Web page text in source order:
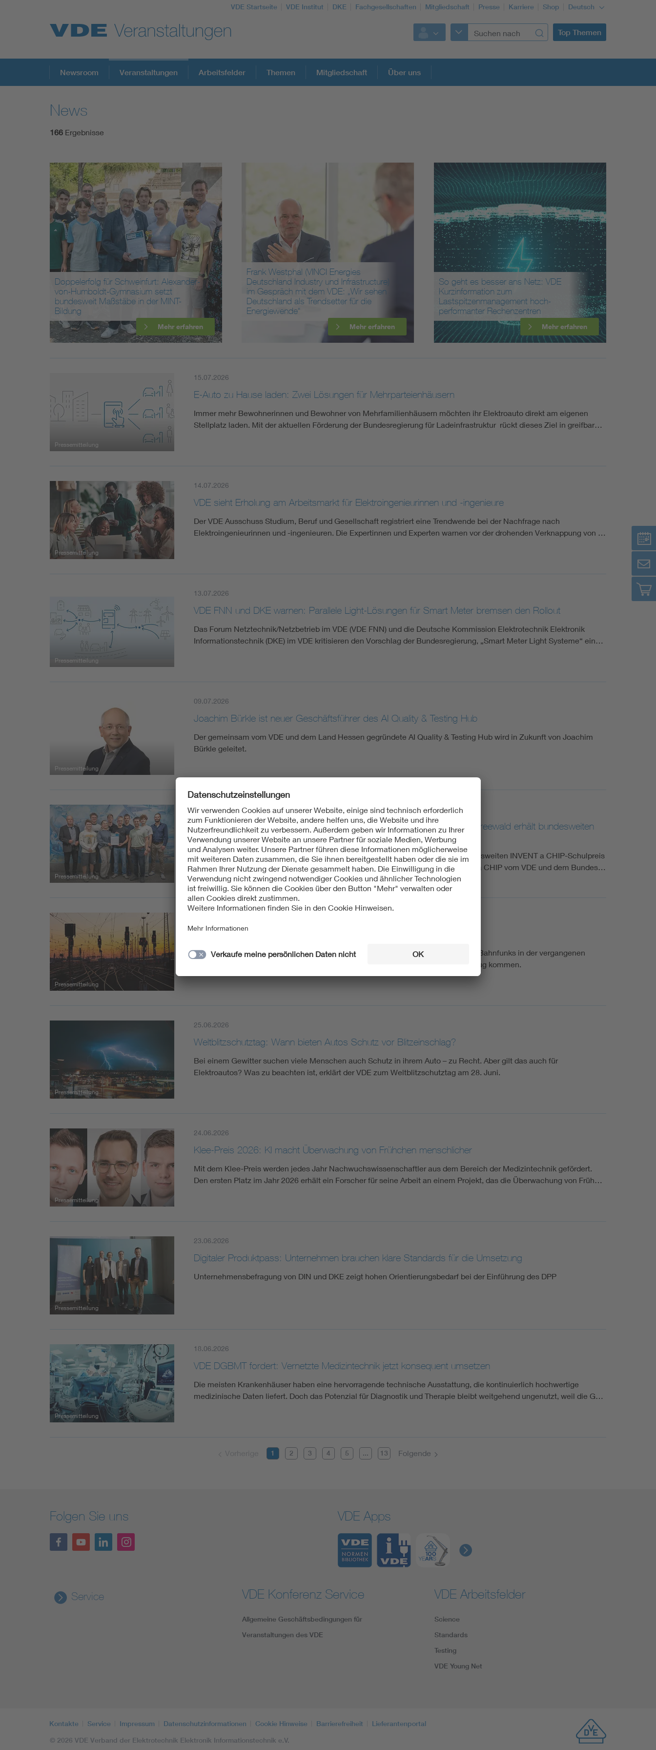
VDE Startseite VDE Institut DKE Fachgesellschaften Mitgliedschaft Presse Karriere Shop Deutsch
Top Themen
Top Themen
Fokusthemen
AI & Digital Trust
Health
Mobility
Standards
Energy efficiency
Energy storage
Functional safety
Information and communications technology ICT
Education + profession
Renewable energies
Environmental Protection
Newsroom Veranstaltungen Arbeitsfelder Themen Mitgliedschaft Über uns
News
166 Ergebnisse
Doppelerfolg für Schweinfurt: Alexander-
von-Humboldt-Gymnasium setzt
bundesweit Maßstäbe in der MINT-
Bildung
Mehr erfahren
Frank Westphal (VINCI Energies
Deutschland Industry und Infrastructure)
im Gespräch mit dem VDE: „Wir sehen
Deutschland als Trendsetter für die
Energiewende“
Mehr erfahren
So geht es besser ans Netz: VDE
Kurzinformation zum
Lastspitzenmanagement hoch-
performanter Rechenzentren
Mehr erfahren
Pressemitteilung
15.07.2026
E-Auto zu Hause laden: Zwei Lösungen für Mehrparteienhäusern
Immer mehr Bewohnerinnen und Bewohner von Mehrfamilienhäusern möchten ihr Elektroauto direkt am eigenen
Stellplatz laden. Mit der aktuellen Förderung der Bundesregierung für Ladeinfrastruktur rückt dieses Ziel in greifbar…
Pressemitteilung
14.07.2026
VDE sieht Erholung am Arbeitsmarkt für Elektroingenieurinnen und -ingenieure
Der VDE Ausschuss Studium, Beruf und Gesellschaft registriert eine Trendwende bei der Nachfrage nach
Elektroingenieurinnen und -ingenieuren. Die Expertinnen und Experten warnen vor der drohenden Verknappung von …
Pressemitteilung
13.07.2026
VDE FNN und DKE warnen: Parallele Light-Lösungen für Smart Meter bremsen den Rollout
Das Forum Netztechnik/Netzbetrieb im VDE (VDE FNN) und die Deutsche Kommission Elektrotechnik Elektronik
Informationstechnik (DKE) im VDE kritisieren den Vorschlag der Bundesregierung, „Smart Meter Light Systeme“ ein…
Pressemitteilung
09.07.2026
Joachim Bürkle ist neuer Geschäftsführer des AI Quality & Testing Hub
Der gemeinsam vom VDE und dem Land Hessen gegründete AI Quality & Testing Hub wird in Zukunft von Joachim
Bürkle geleitet.
Pressemitteilung
07.07.2026
Mikrochips für die Medizin von morgen: Oberstufenzentrum Dahme-Spreewald erhält bundesweiten
INVENT a CHIP-Schulpreis
Das Oberstufenzentrum Dahme-Spreewald erreicht den zweiten Platz beim bundesweiten INVENT a CHIP-Schulpreis
und erhält 500 Euro Preisgeld. Seit 25 Jahren begeistert der Wettbewerb INVENT a CHIP vom VDE und dem Bundes…
Pressemitteilung
VDE drängt auf Modernisierung des Bahnfunks
Aus Sicht der Informationstechnischen Gesellschaft im VDE zeigt der Ausfall des Bahnfunks in der vergangenen
Woche: Die ohnehin geplante Erneuerung der Infrastruktur kann nicht schnell genug kommen.
Pressemitteilung
25.06.2026
Weltblitzschutztag: Wann bieten Autos Schutz vor Blitzeinschlag?
Bei einem Gewitter suchen viele Menschen auch Schutz in ihrem Auto – zu Recht. Aber gilt das auch für
Elektroautos? Was zu beachten ist, erklärt der VDE zum Weltblitzschutztag am 28. Juni.
Pressemitteilung
24.06.2026
Klee-Preis 2026: KI macht Überwachung von Frühchen menschlicher
Mit dem Klee-Preis werden jedes Jahr Nachwuchswissenschaftler aus dem Bereich der Medizintechnik gefördert.
Den ersten Platz im Jahr 2026 erhält ein Forscher für seine Arbeit an einem Projekt, das die Überwachung von Früh…
Pressemitteilung
23.06.2026
Digitaler Produktpass: Unternehmen brauchen klare Standards für die Umsetzung
Unternehmensbefragung von DIN und DKE zeigt hohen Orientierungsbedarf bei der Einführung des DPP
Pressemitteilung
18.06.2026
VDE DGBMT fordert: Vernetzte Medizintechnik jetzt konsequent umsetzen
Die meisten Krankenhäuser haben eine hervorragende technische Ausstattung, die kontinuierlich hochwertige
medizinische Daten liefert. Doch das Potenzial für Diagnostik und Therapie bleibt weitgehend ungenutzt, weil die G…
1 2 3 4 5 ... 13 Folgende
Folgen Sie uns VDE Apps
Service VDE Konferenz Service
Allgemeine Geschäftsbedingungen für
Veranstaltungen des VDE
VDE Arbeitsfelder
Science
Standards
Testing
VDE Young Net
Kontakte Service Impressum Datenschutzinformationen Cookie Hinweise Barrierefreiheit
Lieferantenportal
© 2026 VDE Verband der Elektrotechnik Elektronik Informationstechnik e.V.